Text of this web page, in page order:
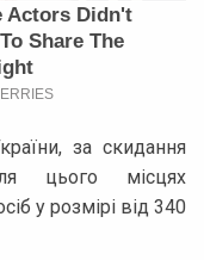
за скидання
цього місцях
у розмірі від 340